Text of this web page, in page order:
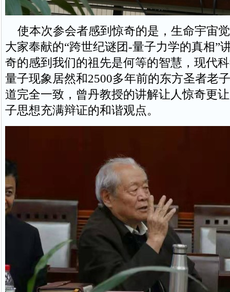
使本次参会者感到惊奇的是，生命宇宙
大家奉献的“跨世纪谜团-量子力学的真相”
奇的感到我们的祖先是何等的智慧，现代
量子现象居然和2500多年前的东方圣者老
道完全一致，曾丹教授的讲解让人惊奇更
子思想充满辩证的和谐观点。